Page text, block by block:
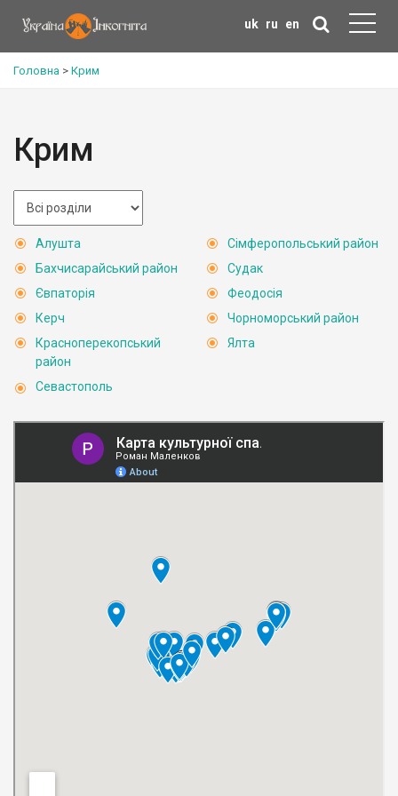
uk ru en
Головна > Крим
Крим
Алушта
Бахчисарайський район
Євпаторія
Керч
Красноперекопський
район
Севастополь
Сімферопольський район
Судак
Феодосія
Чорноморський район
Ялта